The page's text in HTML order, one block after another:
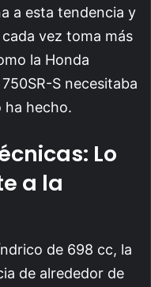
a esta tendencia y
vez toma más
la Honda
S necesitaba
ha hecho.
Lo
a la
de 698 cc, la
de alrededor de